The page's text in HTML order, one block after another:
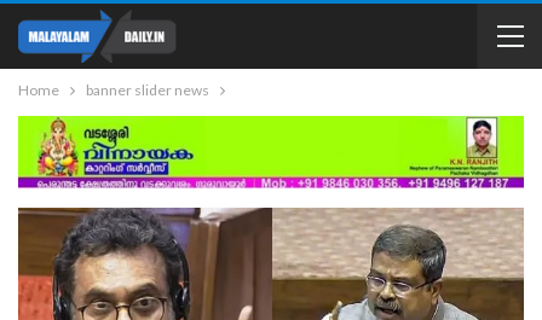
Home banner slider news